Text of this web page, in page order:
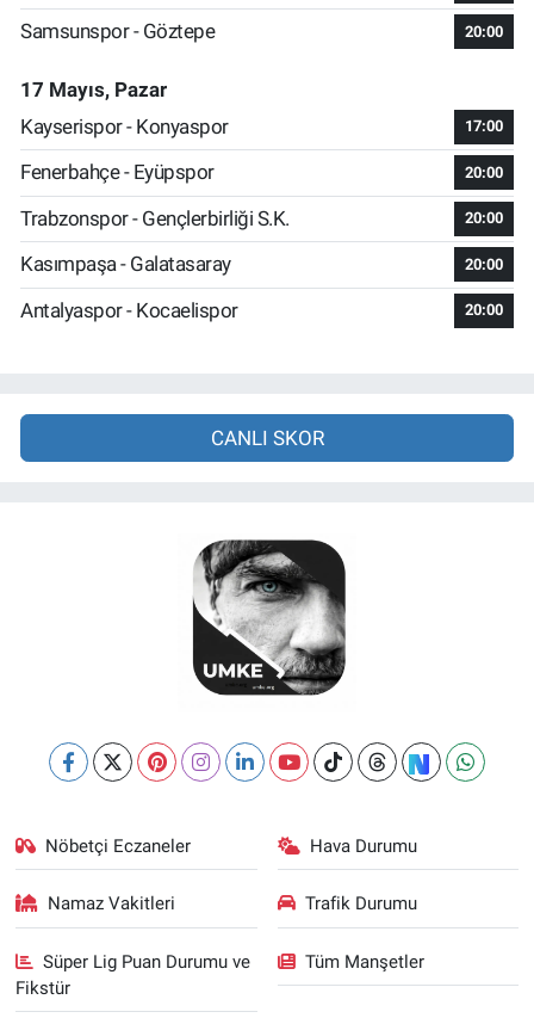
Samsunspor - Göztepe 20:00
17 Mayıs, Pazar
Kayserispor - Konyaspor
17:00
Fenerbahçe - Eyüpspor 20:00
Trabzonspor - Gençlerbirliği S.K. 20:00
Kasımpaşa - Galatasaray 20:00
Antalyaspor - Kocaelispor 20:00
CANLI SKOR
Nöbetçi Eczaneler Hava Durumu
Namaz Vakitleri Trafik Durumu
Süper Lig Puan Durumu ve
Fikstür
Tüm Manşetler